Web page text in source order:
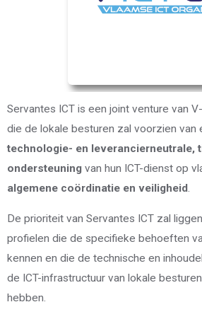
Servantes ICT is een joint venture van
die de lokale besturen zal voorzien van
technologie- en leverancierneutrale,
ondersteuning van hun ICT-dienst op
algemene coördinatie en veiligheid.
De prioriteit van Servantes ICT zal
profielen die de specifieke behoeften
kennen en die de technische en
de ICT-infrastructuur van lokale
hebben.